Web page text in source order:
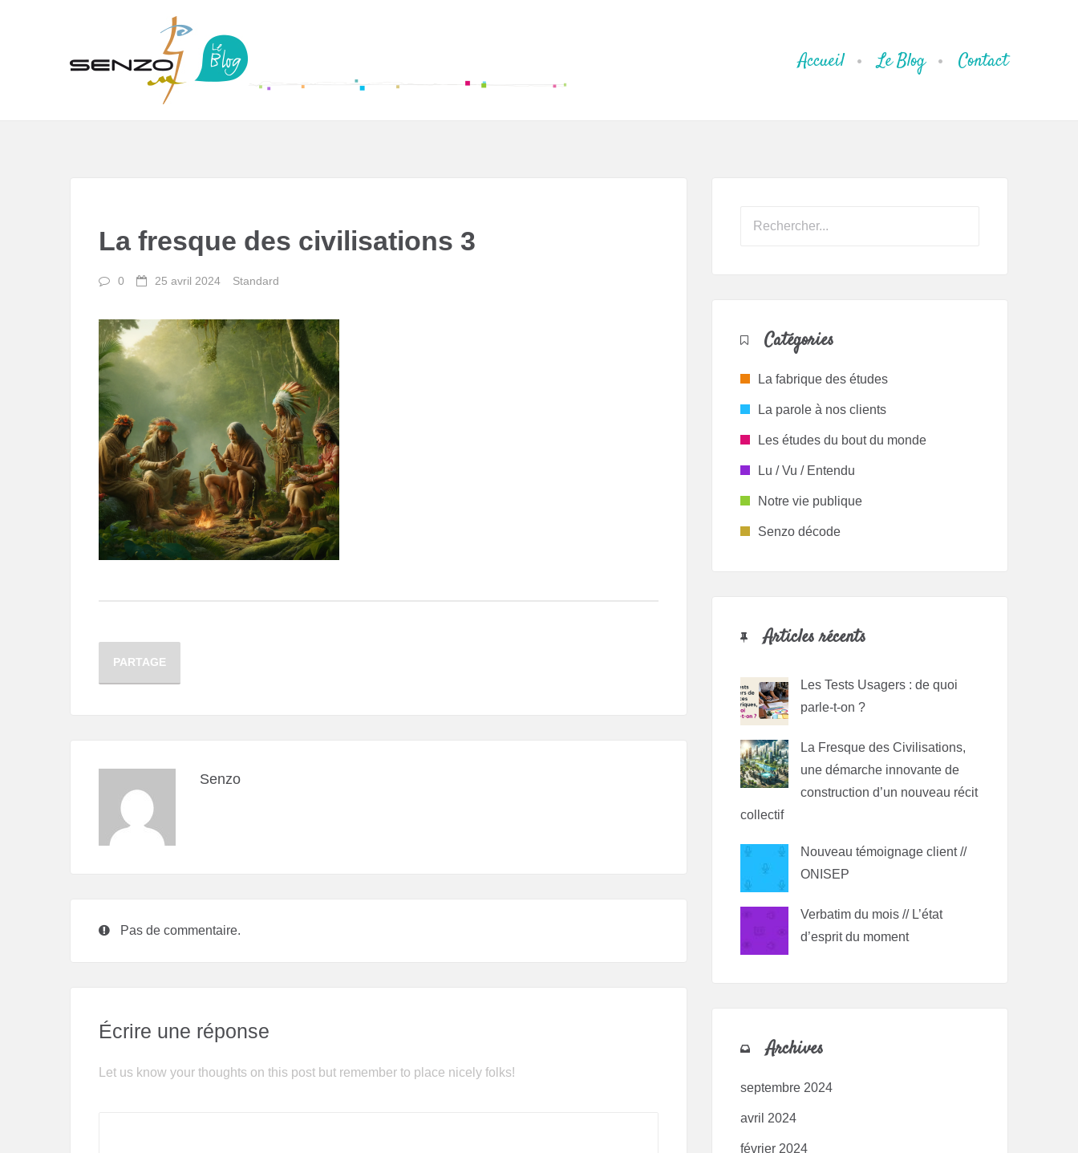
Accueil Le Blog Contact
La fresque des civilisations 3
0 25 avril 2024 Standard
PARTAGE
Senzo
Pas de commentaire.
Écrire une réponse
Let us know your thoughts on this post but remember to place nicely folks!
Catégories
La fabrique des études
La parole à nos clients
Les études du bout du monde
Lu / Vu / Entendu
Notre vie publique
Senzo décode
Articles récents
Les Tests Usagers : de quoi
parle-t-on ?
La Fresque des Civilisations,
une démarche innovante de
construction d’un nouveau récit
collectif
Nouveau témoignage client //
ONISEP
Verbatim du mois // L’état
d’esprit du moment
Archives
septembre 2024
avril 2024
février 2024